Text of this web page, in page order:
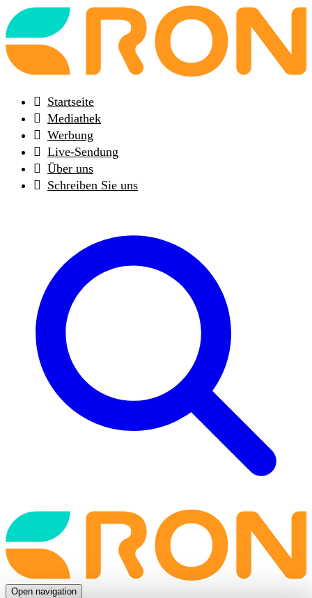
Back
to
frontpage
Startseite
Mediathek
Werbung
Live-Sendung
Über uns
Schreiben Sie uns
Back
to
frontpage
Open navigation